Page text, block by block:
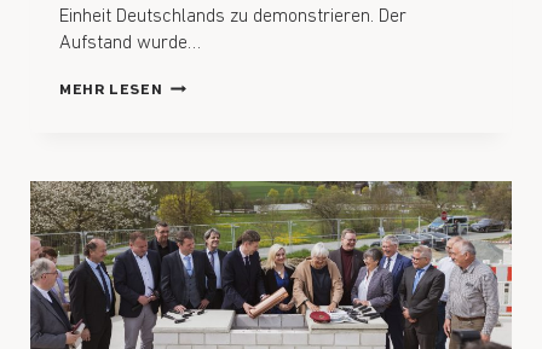
Einheit Deutschlands zu demonstrieren. Der
Aufstand wurde…
MEHR LESEN